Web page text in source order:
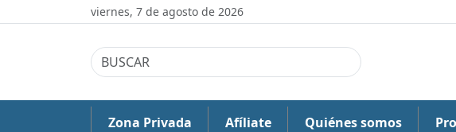
viernes, 7 de agosto de 2026
Zona Privada Afíliate Quiénes somos